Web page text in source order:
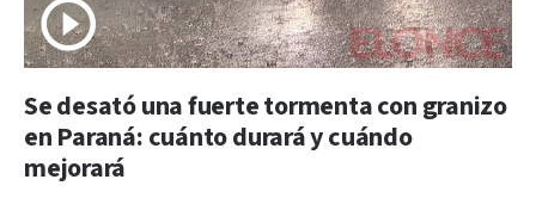
Se desató una fuerte tormenta con granizo
en Paraná: cuánto durará y cuándo
mejorará